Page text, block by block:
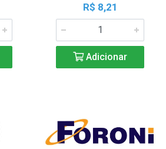
R$ 8,21
Adicionar